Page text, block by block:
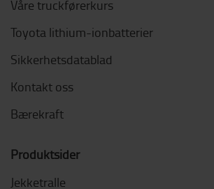
Våre truckførerkurs
Toyota lithium-ionbatterier
Sikkerhetsdatablad
Kontakt oss
Bærekraft
Produktsider
Jekketralle